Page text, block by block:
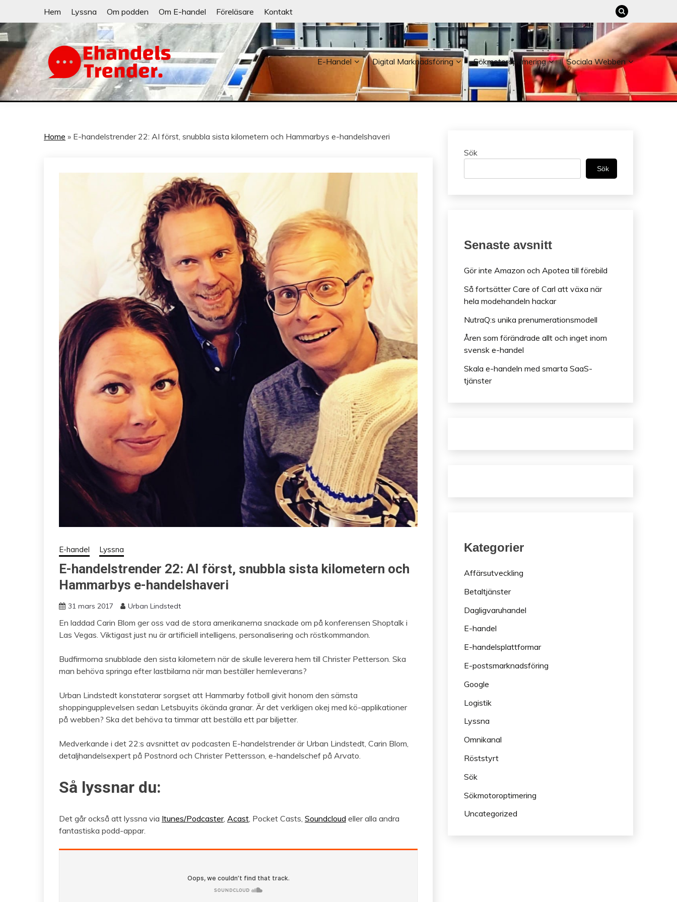
content
Hem Lyssna Om podden Om E-handel Föreläsare Kontakt
EHANDELSTRENDER
När allt blir e-handel
E-Handel Digital Marknadsföring Sökmotoroptimering Sociala Webben
Home » E-handelstrender 22: AI först, snubbla sista kilometern och Hammarbys e-handelshaveri
E-handel Lyssna
E-handelstrender 22: AI först, snubbla sista kilometern och
Hammarbys e-handelshaveri
31 mars 2017 Urban Lindstedt
En laddad Carin Blom ger oss vad de stora amerikanerna snackade om på konferensen Shoptalk i
Las Vegas. Viktigast just nu är artificiell intelligens, personalisering och röstkommandon.
Budfirmorna snubblade den sista kilometern när de skulle leverera hem till Christer Petterson. Ska
man behöva springa efter lastbilarna när man beställer hemleverans?
Urban Lindstedt konstaterar sorgset att Hammarby fotboll givit honom den sämsta
shoppingupplevelsen sedan Letsbuyits ökända granar. Är det verkligen okej med kö-applikationer
på webben? Ska det behöva ta timmar att beställa ett par biljetter.
Medverkande i det 22:s avsnittet av podcasten E-handelstrender är Urban Lindstedt, Carin Blom,
detaljhandelsexpert på Postnord och Christer Pettersson, e-handelschef på Arvato.
Så lyssnar du:
Det går också att lyssna via Itunes/Podcaster, Acast, Pocket Casts, Soundcloud eller alla andra
fantastiska podd-appar.
Sök
Sök
Senaste avsnitt
Gör inte Amazon och Apotea till förebild
Så fortsätter Care of Carl att växa när
hela modehandeln hackar
NutraQ:s unika prenumerationsmodell
Åren som förändrade allt och inget inom
svensk e-handel
Skala e-handeln med smarta SaaS-
tjänster
Kategorier
Affärsutveckling
Betaltjänster
Dagligvaruhandel
E-handel
E-handelsplattformar
E-postsmarknadsföring
Google
Logistik
Lyssna
Omnikanal
Röststyrt
Sök
Sökmotoroptimering
Uncategorized